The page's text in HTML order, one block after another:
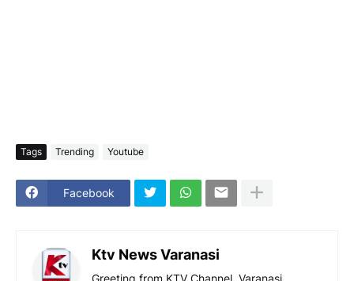
Tags Trending Youtube
Facebook
Ktv News Varanasi
Greeting from KTV Channel, Varanasi